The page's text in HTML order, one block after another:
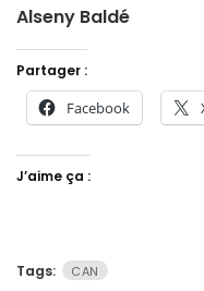
Alseny Baldé
Partager :
Facebook
J’aime ça :
Tags: CAN